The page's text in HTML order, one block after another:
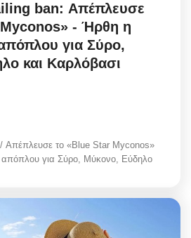
ban: Απέπλευσε
- Ήρθη η
για Σύρο,
και Καρλόβασι
Απέπλευσε το «Blue Star Myconos»
για Σύρο, Μύκονο, Εύδηλο